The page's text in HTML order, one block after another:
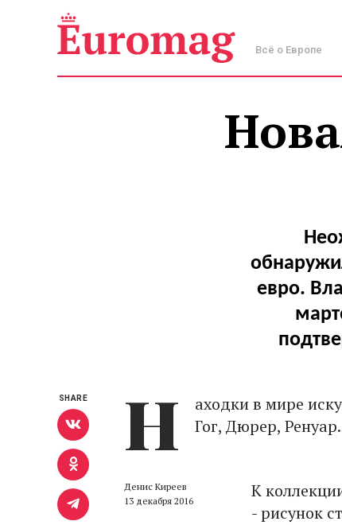
Всё о Европе
евро.
Н
аходки в мире
Гог, Дюрер,
Денис Киреев
13 декабря 2016
К
- рисунок
SHARE